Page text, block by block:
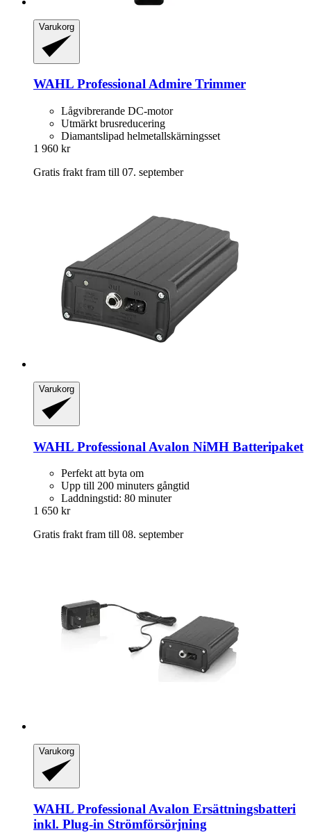
Varukorg
WAHL ProfessionalAdmire Trimmer
Lågvibrerande DC-motor
Utmärkt brusreducering
Diamantslipad helmetallskärningsset
1 960 kr
Gratis frakt fram till 07. september
Varukorg
WAHL Professional Avalon NiMH Batteripaket
Perfekt att byta om
Upp till 200 minuters gångtid
Laddningstid: 80 minuter
1 650 kr
Gratis frakt fram till 08. september
Varukorg
WAHL Professional Avalon Ersättningsbatteri
inkl. Plug-​in Strömförsörjning